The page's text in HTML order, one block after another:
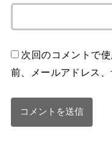
次回のコメントで
前、メールアドレス、